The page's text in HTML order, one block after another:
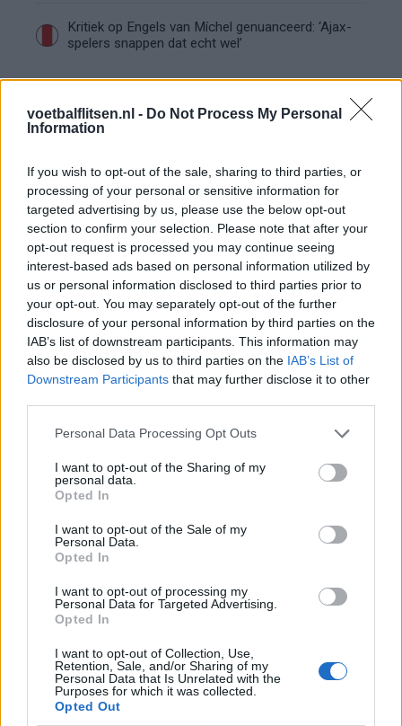
voetbalflitsen.nl - Do Not Process My Personal
Information
If you wish to opt-out of the sale, sharing to third parties, or
processing of your personal or sensitive information for
targeted advertising by us, please use the below opt-out
section to confirm your selection. Please note that after your
opt-out request is processed you may continue seeing
interest-based ads based on personal information utilized by
us or personal information disclosed to third parties prior to
your opt-out. You may separately opt-out of the further
disclosure of your personal information by third parties on the
IAB’s list of downstream participants. This information may
also be disclosed by us to third parties on the IAB’s List of
Downstream Participants that may further disclose it to other
Personal Data Processing Opt Outs
I want to opt-out of the Sharing of my
personal data.
Opted In
I want to opt-out of the Sale of my
Personal Data.
Opted In
I want to opt-out of processing my
Personal Data for Targeted Advertising.
Opted In
I want to opt-out of Collection, Use,
Retention, Sale, and/or Sharing of my
Personal Data that Is Unrelated with the
Purposes for which it was collected.
Opted Out
Kritiek op Engels van Míchel genuanceerd: ‘Ajax-
spelers snappen dat echt wel’
Gloukh krijgt standje en Ceballos wordt gebeld
duidelijkheid bij Ajax
Blind kan bij Ajax de speler naast Míchel worden
“Twente was toen niet haalbaar”: Weghorst blikt
terug op Ajax-keuze
De transferprioriteiten van Ajax worden steeds
duidelijker
Ajax begint voorbereiding met nederlaag: zo ziet
de route naar PEC eruit
Zo overtuigde PSV Sven Mijnans en bleef Ajax
met lege handen achter
Waarom steeds meer sleutelfiguren Ajax
verlaten
Steijn: ‘Bergwijn was niet mijn eerste keus als
Ajax-aanvoerder’
Van Gaal-vertrek markeert einde van bestuurlijke
Ajax-fase